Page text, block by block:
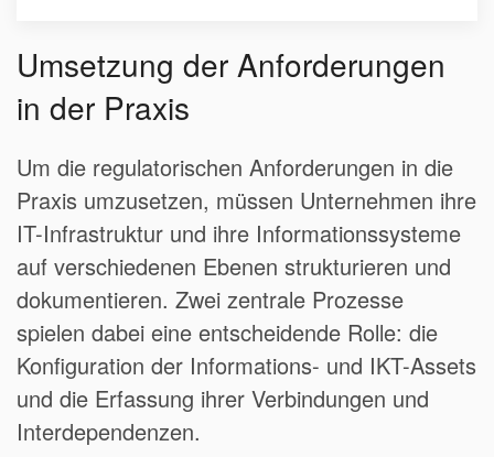
Umsetzung der Anforderungen
in der Praxis
Um die regulatorischen Anforderungen in die
Praxis umzusetzen, müssen Unternehmen ihre
IT-Infrastruktur und ihre Informationssysteme
auf verschiedenen Ebenen strukturieren und
dokumentieren. Zwei zentrale Prozesse
spielen dabei eine entscheidende Rolle: die
Konfiguration der Informations- und IKT-Assets
und die Erfassung ihrer Verbindungen und
Interdependenzen.